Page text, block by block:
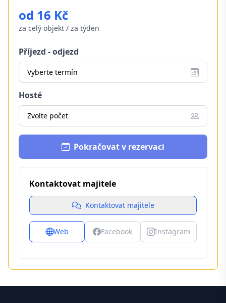
od 16 Kč
za celý objekt / za týden
Příjezd - odjezd
Vyberte termín
Hosté
Zvolte počet
Pokračovat v rezervaci
Kontaktovat majitele
Kontaktovat majitele
Web Facebook Instagram